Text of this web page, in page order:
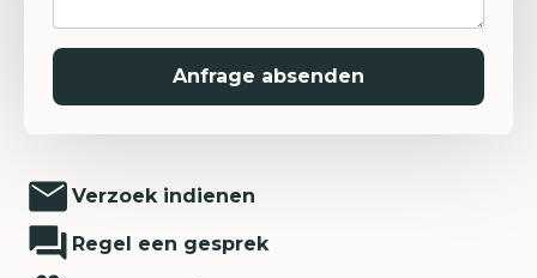
Verzoek indienen
Regel een gesprek